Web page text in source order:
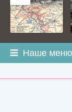
Наше